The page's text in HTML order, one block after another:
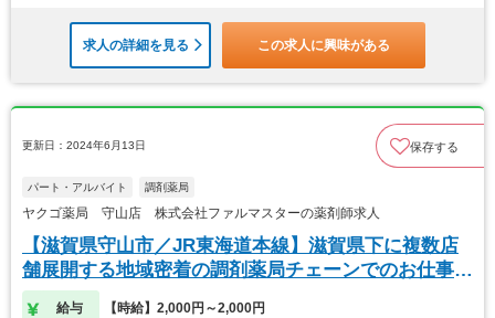
求人の詳細を見る この求人に興味がある
更新日：2024年6月13日 保存する
パート・アルバイト 調剤薬局
ヤクゴ薬局 守山店 株式会社ファルマスターの薬剤師求人
【滋賀県守山市／JR東海道本線】滋賀県下に複数店
舗展開する地域密着の調剤薬局チェーンでのお仕事で
す。
給与 【時給】2,000円～2,000円